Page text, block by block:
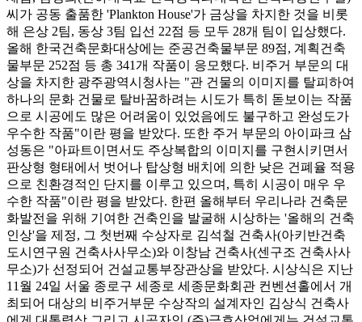
씨가 공동 출품한 'Plankton House'가 금상을 차지한 것을 비롯
해 은상 2팀, 동상 3팀 입선 22점 등 모두 28개 팀이 입상했다.
올해 한국건축문화대상에는 준공건축물부문 89점, 계획건축
물부문 252점 등 총 341개 작품이 응모했다. 비주거 부문의 대
상을 차지한 광주광역시청사는 "관 건물의 이미지를 탈피하여
하나의 문화 건물로 탈바꿈하려는 시도가 특히 돋보이는 작품
으로 시공에도 많은 어려움이 있었음에도 불구하고 완성도가
우수한 작품"이란 평을 받았다. 또한 주거 부문의 아이파크 삼
성동은 "아파트이면서도 주상복합의 이미지를 구현시키면서
판상형 형태에서 벗어나 탑상형 배치에 의한 낮은 건폐율 적용
으로 친환경적인 단지를 이루고 있으며, 특히 시공이 매우 우
수한 작품"이란 평을 받았다. 한편 올해부터 우리나라 건축문
화발전을 위해 기여한 건축인을 발굴해 시상하는 '올해의 건축
인상'을 제정, 그 첫번째 수상자로 김석철 건축사(아키반건축
도시연구원 건축사사무소)와 이창남 건축사(센구조 건축사사
무소)가 선정되어 건설교통부장관상을 받았다. 시상식은 지난
11월 24일 서울 종로구 세종로 세종문화회관 컨벤션홀에서 개
최되어 대상의 비주거부문 수상작의 설계자인 김상식 건축사